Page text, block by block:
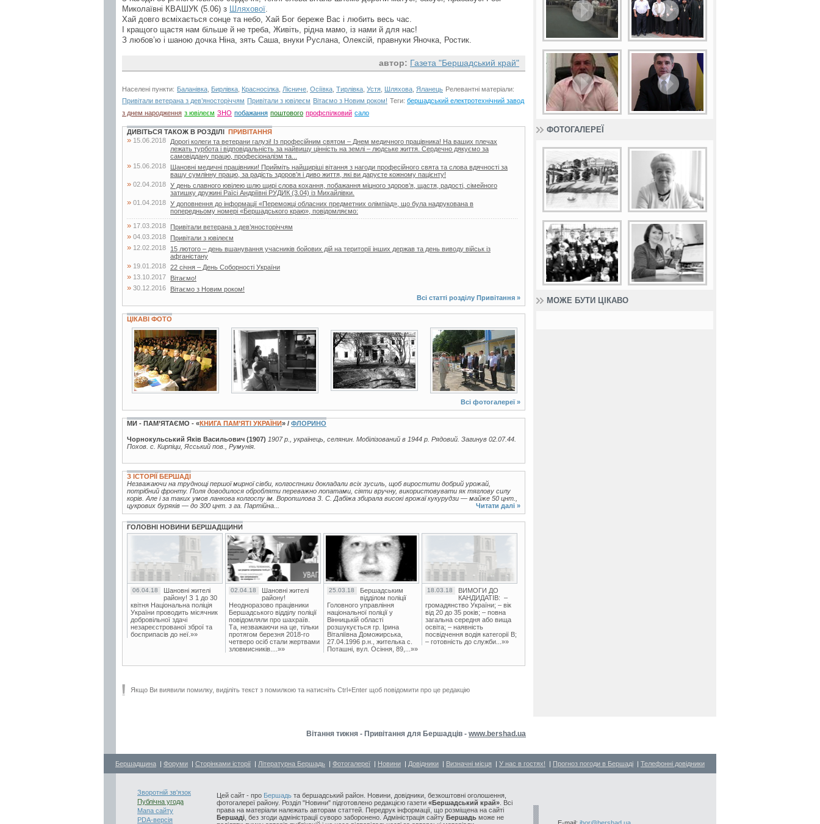
Миколаївні КВАШУК (5.06) з
Шляхової
Хай довго всміхається сонце та небо, Хай Бог береже Вас і любить весь час.
І кращого щастя нам більше й не треба, Живіть, рідна мамо, із нами й для нас!
З любов’ю і шаною дочка Ніна, зять Саша, внуки Руслана, Олексій, правнуки Яночка, Ростик.
автор: Газета "Бершадський край"
Населені пункти: Баланівка Бирлівка Красносілка Лісниче Осіївка Тирлівка Устя Шляхова Яланець Релевантні матеріали:
Привітали ветерана з дев’яносторіччям Привітали з ювілеєм Вітаємо з Новим роком! Теги: бершадський електротехнічний завод
з днем народження з ювілеєм ЗНО побажання поштового профспілковий сало
ДИВІТЬСЯ ТАКОЖ В РОЗДІЛІ ПРИВІТАННЯ
» 15.06.2018
Дорогі колеги та ветерани галузі! Із професійним святом – Днем медичного працівника! На ваших плечах
лежать турбота і відповідальність за найвищу цінність на землі – людське життя. Сердечно дякуємо за
самовіддану працю, професіоналізм та...
» 15.06.2018
Шановні медичні працівники! Прийміть найщиріші вітання з нагоди професійного свята та слова вдячності за
вашу сумлінну працю, за радість здоров’я і диво життя, які ви даруєте кожному пацієнту!
» 02.04.2018 У день славного ювілею шлю щирі слова кохання, побажання міцного здоров’я, щастя, радості, сімейного
затишку дружині Раїсі Андріївні РУДИК (3.04) із Михайлівки.
» 01.04.2018 У доповнення до інформації «Переможці обласних предметних олімпіад», що була надрукована в
попередньому номері «Бершадського краю», повідомляємо:
» 17.03.2018 Привітали ветерана з дев’яносторіччям
» 04.03.2018 Привітали з ювілеєм
» 12.02.2018
15 лютого – день вшанування учасників бойових дій на території інших держав та день виводу військ із
афганістану
» 19.01.2018 22 січня – День Соборності України
» 13.10.2017 Вітаємо!
» 30.12.2016
Вітаємо з Новим роком!
Всі статті розділу Привітання »
ЦІКАВІ ФОТО
2 фото 2 фото 4 фото 3 фото
Всі фотогалереї »
МИ - ПАМ’ЯТАЄМО - «КНИГА ПАМ’ЯТІ УКРАЇНИ» / ФЛОРИНО
Чорнокульський Яків Васильович (1907) 1907 р., українець, селянин. Мобілізований в 1944 р. Рядовий. Загинув 02.07.44.
Похов. с. Кирпіци, Ясський пов., Румунія.
З ІСТОРІЇ БЕРШАДІ
Незважаючи на труднощі першої мирної сівби, колгоспники докладали всіх зусиль, щоб виростити добрий урожай,
потрібний фронту. Поля доводилося обробляти переважно лопатами, сіяти вручну, використовувати як тяглову силу
корів. Але і за таких умов ланкова колгоспу ім. Воропшлова З. С. Дабіжа збирала високі врожаї кукурудзи — майже 50 цнт.,
цукрових буряків — до 300 цнт. з га. Партійна...
Читати далі »
ГОЛОВНІ НОВИНИ БЕРШАДЩИНИ
06.04.18
Шановні жителі
району! З 1 до 30
квітня Національна поліція
України проводить місячник
добровільної здачі
незареєстрованої зброї та
боєприпасів до неї.»»
02.04.18
Шановні жителі
району!
Неодноразово працівники
Бершадського відділу поліції
повідомляли про шахраїв.
Та, незважаючи на це, тільки
протягом березня 2018-го
четверо осіб стали жертвами
зловмисників....»»
25.03.18
Бершадським
відділом поліції
Головного управління
національної поліції у
Вінницькій області
розшукується гр. Ірина
Віталіївна Доможирська,
27.04.1996 р.н., жителька с.
Поташні, вул. Осіння, 89,...»»
18.03.18
ВИМОГИ ДО
КАНДИДАТІВ: –
громадянство України; – вік
від 20 до 35 років; – повна
загальна середня або вища
освіта; – наявність
посвідчення водія категорії В;
– готовність до служби...»»
Якщо Ви виявили помилку, виділіть текст з помилкою та натисніть Ctrl+Enter щоб повідомити про це редакцію
ФОТОГАЛЕРЕЇ
МОЖЕ БУТИ ЦІКАВО
Вітання тижня - Привітання для Бершадців - www.bershad.ua
Бершадщина | Форуми | Сторінками історії | Літературна Бершадь | Фотогалереї | Новини | Довідники | Визначні місця | У нас в гостях! | Прогноз погоди в Бершаді | Телефонні довідники
Зворотній зв'язок
Публічна угода
Мапа сайту
PDA-версія
Цей сайт - про Бершадь та бершадський район. Новини, довідники, безкоштовні оголошення,
фотогалереї району. Розділ "Новини" підготовлено редакцією газети «Бершадський край» . Всі
права на матеріали належать авторам статтей. Передрук інформації, що розміщена на сайті
Бершаді , без згоди адміністрації суворо заборонено. Адміністрація сайту Бершадь може не